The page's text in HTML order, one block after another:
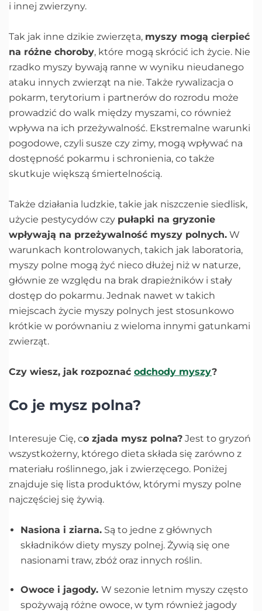
i innej zwierzyny.
Tak jak inne dzikie zwierzęta, myszy mogą cierpieć
na różne choroby, które mogą skrócić ich życie. Nie
rzadko myszy bywają ranne w wyniku nieudanego
ataku innych zwierząt na nie. Także rywalizacja o
pokarm, terytorium i partnerów do rozrodu może
prowadzić do walk między myszami, co również
wpływa na ich przeżywalność. Ekstremalne warunki
pogodowe, czyli susze czy zimy, mogą wpływać na
dostępność pokarmu i schronienia, co także
skutkuje większą śmiertelnością.
Także działania ludzkie, takie jak niszczenie siedlisk,
użycie pestycydów czy pułapki na gryzonie
wpływają na przeżywalność myszy polnych. W
warunkach kontrolowanych, takich jak laboratoria,
myszy polne mogą żyć nieco dłużej niż w naturze,
głównie ze względu na brak drapieżników i stały
dostęp do pokarmu. Jednak nawet w takich
miejscach życie myszy polnych jest stosunkowo
krótkie w porównaniu z wieloma innymi gatunkami
zwierząt.
Czy wiesz, jak rozpoznać odchody myszy?
Co je mysz polna?
Interesuje Cię, co zjada mysz polna? Jest to gryzoń
wszystkożerny, którego dieta składa się zarówno z
materiału roślinnego, jak i zwierzęcego. Poniżej
znajduje się lista produktów, którymi myszy polne
najczęściej się żywią.
Nasiona i ziarna. Są to jedne z głównych
składników diety myszy polnej. Żywią się one
nasionami traw, zbóż oraz innych roślin.
Owoce i jagody. W sezonie letnim myszy często
spożywają różne owoce, w tym również jagody